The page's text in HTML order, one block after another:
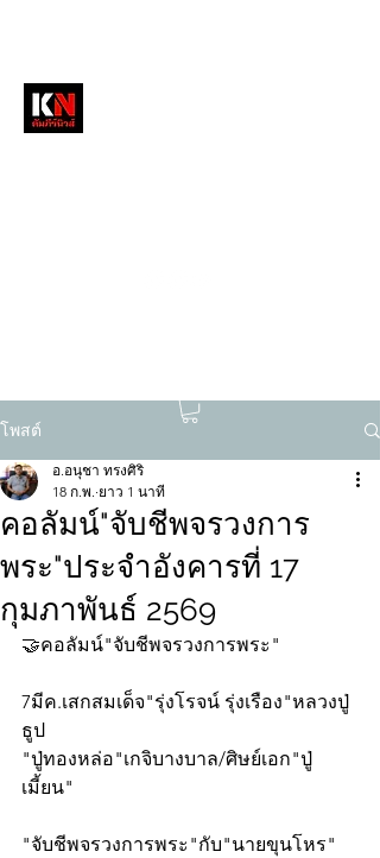
โพสต์
คอลัมน์"จับชีพจรวงการ
พระ"ประจำอังคารที่ 17
กุมภาพันธ์ 2569
อ.อนุชา ทรงศิริ
18 ก.พ. ยาว 1 นาที
🤝คอลัมน์"จับชีพจรวงการพระ"
7มีค.เสกสมเด็จ"รุ่งโรจน์ รุ่งเรือง"หลวงปู่
ธูป
"ปู่ทองหล่อ"เกจิบางบาล/ศิษย์เอก"ปู่
เมี้ยน"
"จับชีพจรวงการพระ"กับ"นายขุนโหร"